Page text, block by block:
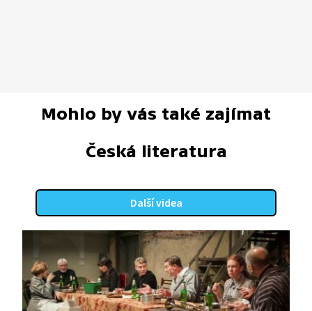
Mohlo by vás také zajímat
Česká literatura
Další videa